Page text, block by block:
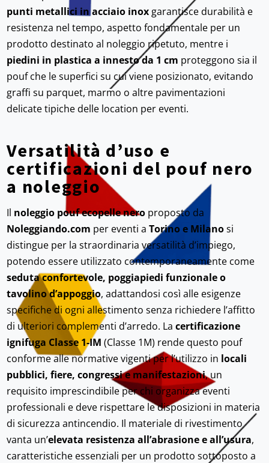
punti metallici in acciaio inox garantisce durabilità e
resistenza nel tempo, aspetto fondamentale per un
prodotto destinato al noleggio ripetuto, mentre i
piedini in plastica a innesto da 1 cm proteggono sia il
pouf che le superfici su cui viene posizionato, evitando
graffi su parquet, marmo o altre pavimentazioni
delicate tipiche delle location per eventi.
Versatilità d’uso e
certificazioni del pouf nero
a noleggio
Il noleggio pouf ecopelle nero proposto da
Noleggiando.com per eventi aTorino e Milanosi
distingue per la straordinaria versatilità d’impiego,
potendo essere utilizzato contemporaneamente come
seduta confortevole, poggiapiedi funzionale o
tavolino d’appoggio, adattandosi così alle esigenze
specifiche di ogni allestimento senza richiedere l’affitto
di ulteriori complementi d’arredo. Lacertificazione
ignifuga Classe 1-IM (Classe 1M) rende questo pouf
conforme alle normative vigenti per l’utilizzo in locali
pubblici, fiere, congressi e manifestazioni, un
requisito imprescindibile per chi organizza eventi
professionali e deve rispettare le disposizioni in materia
di sicurezza antincendio. Il materiale di rivestimento
vanta un’elevata resistenza all’abrasione e all’usura,
caratteristiche essenziali per un prodotto sottoposto a